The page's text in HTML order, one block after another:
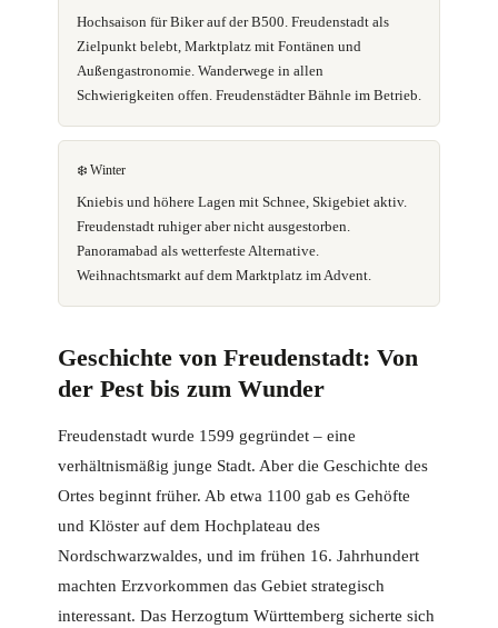
Hochsaison für Biker auf der B500. Freudenstadt als
Zielpunkt belebt, Marktplatz mit Fontänen und
Außengastronomie. Wanderwege in allen
Schwierigkeiten offen. Freudenstädter Bähnle im Betrieb.
❄️ Winter
Kniebis und höhere Lagen mit Schnee, Skigebiet aktiv.
Freudenstadt ruhiger aber nicht ausgestorben.
Panoramabad als wetterfeste Alternative.
Weihnachtsmarkt auf dem Marktplatz im Advent.
Geschichte von Freudenstadt: Von
der Pest bis zum Wunder
Freudenstadt wurde 1599 gegründet – eine
verhältnismäßig junge Stadt. Aber die Geschichte des
Ortes beginnt früher. Ab etwa 1100 gab es Gehöfte
und Klöster auf dem Hochplateau des
Nordschwarzwaldes, und im frühen 16. Jahrhundert
machten Erzvorkommen das Gebiet strategisch
interessant. Das Herzogtum Württemberg sicherte sich